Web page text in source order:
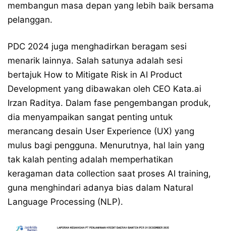
membangun masa depan yang lebih baik bersama
pelanggan.
PDC 2024 juga menghadirkan beragam sesi
menarik lainnya. Salah satunya adalah sesi
bertajuk How to Mitigate Risk in AI Product
Development yang dibawakan oleh CEO Kata.ai
Irzan Raditya. Dalam fase pengembangan produk,
dia menyampaikan sangat penting untuk
merancang desain User Experience (UX) yang
mulus bagi pengguna. Menurutnya, hal lain yang
tak kalah penting adalah memperhatikan
keragaman data collection saat proses AI training,
guna menghindari adanya bias dalam Natural
Language Processing (NLP).